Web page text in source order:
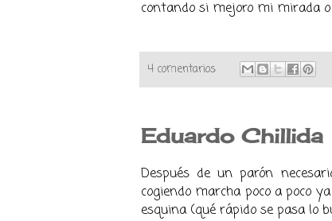
contando si mejoro mi mirada
4 comentarios
Eduardo Chillida
Después de un parón
cogiendo marcha poco a poco
esquina (qué rápido se pasa lo